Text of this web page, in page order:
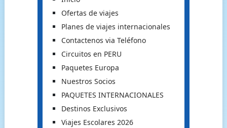
Ofertas de viajes
Planes de viajes internacionales
Contactenos via Teléfono
Circuitos en PERU
Paquetes Europa
Nuestros Socios
PAQUETES INTERNACIONALES
Destinos Exclusivos
Viajes Escolares 2026